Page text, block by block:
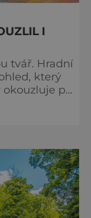
I
tvář. Hradní
který
okouzluje po
hrad